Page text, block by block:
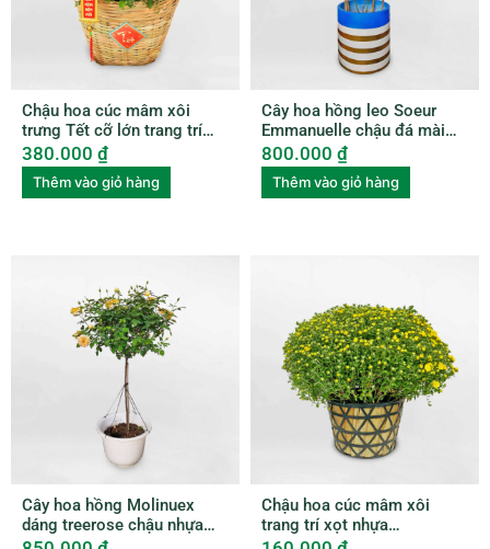
Chậu hoa cúc mâm xôi
trưng Tết cỡ lớn trang trí
xọt tre HCMX001
380.000 ₫
Thêm vào giỏ hàng
Cây hoa hồng leo Soeur
Emmanuelle chậu đá mài
ROSE003
800.000 ₫
Thêm vào giỏ hàng
Cây hoa hồng Molinuex
dáng treerose chậu nhựa
ROSE004
Chậu hoa cúc mâm xôi
trang trí xọt nhựa
HCMX002